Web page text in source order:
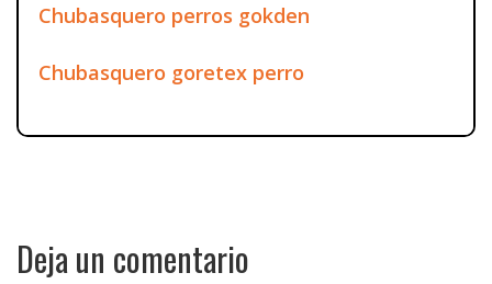
Chubasquero perros gokden
Chubasquero goretex perro
Deja un comentario